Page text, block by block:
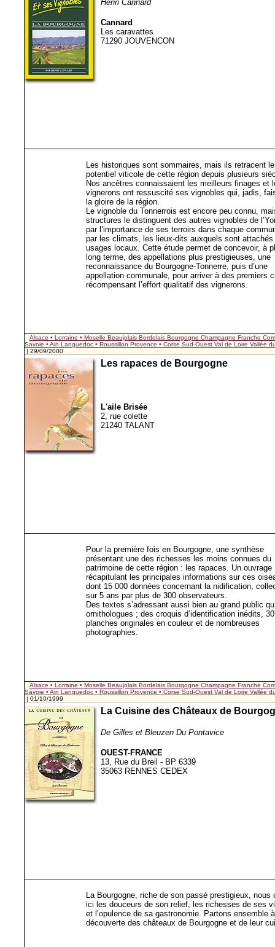
Henri Cannard
Cannard
Les caravattes
71290 JOUVENCON
Les historiques sont sommaires, mais ils retracent le
potentiel viticole de cette région depuis plusieurs
Nos ancêtres connaissaient les meilleurs finages et
vignerons ont ressuscité ses vignobles qui, jadis,
la gloire de la région.
Le vignoble du Tonnerrois est encore peu connu,
structures le distinguent des autres vignobles de
par l’importance de ses terroirs dans chaque
par les climats, les lieux-dits auxquels sont attachés
usages locaux. Cette étude permet de concevoir, à
long terme, des appellations plus prestigieuses, une
reconnaissance du Bourgogne-Tonnerre, puis d’une
appellation communale, pour arriver à des premiers
récompensant l’effort qualitatif des vignerons.
Alsace • Lorraine • Moselle Beaujolais Bordelais Bourgogne Champagne Franche
Savoie • Ain Languedoc • Roussillon Provence • Corse Sud-Ouest Val de Loire Vallée
| 29/09/2000
Les rapaces de Bourgogne
L'aile Brisée
2, rue colette
21240 TALANT
Pour la première fois en Bourgogne, une synthèse
présentant une des richesses les moins connues du
patrimoine de cette région : les rapaces. Un ouvrage
récapitulant les principales informations sur ces
dont 15 000 données concernant la nidification,
sur 5 ans par plus de 300 observateurs.
Des textes s’adressant aussi bien au grand public
ornithologues ; des croquis d’identification inédits, 30
planches originales en couleur et de nombreuses
photographies.
Alsace • Lorraine • Moselle Beaujolais Bordelais Bourgogne Champagne Franche
Savoie • Ain Languedoc • Roussillon Provence • Corse Sud-Ouest Val de Loire Vallée
| 01/10/1999
La Cuisine des Châteaux de
De Gilles et Bleuzen Du Pontavice
OUEST-FRANCE
13, Rue du Breil - BP 6339
35063 RENNES CEDEX
La Bourgogne, riche de son passé prestigieux, nous
ici les douceurs de son relief, les richesses de ses
et l’opulence de sa gastronomie. Partons ensemble
découverte des châteaux de Bourgogne et de leur